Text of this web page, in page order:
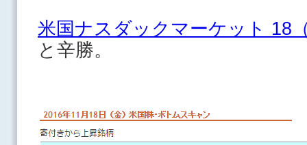
米国ナスダックマーケット 18
と辛勝。